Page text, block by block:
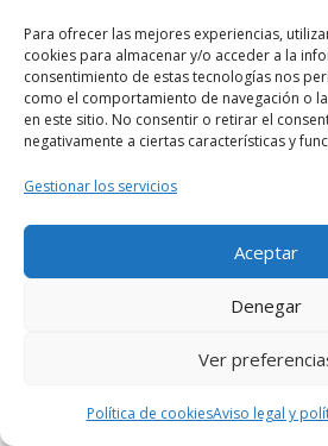
Para ofrecer las mejores experiencias,
cookies para almacenar y/o acceder a la
consentimiento de estas tecnologías nos
como el comportamiento de navegación o
en este sitio. No consentir o retirar el
negativamente a ciertas características y
Gestionar los servicios
Aceptar
Denegar
Ver
Política de cookiesAviso legal y